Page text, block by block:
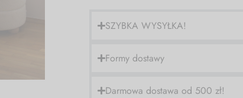
SZYBKA WYSYŁKA!
Formy dostawy
Darmowa dostawa od 500 zł!